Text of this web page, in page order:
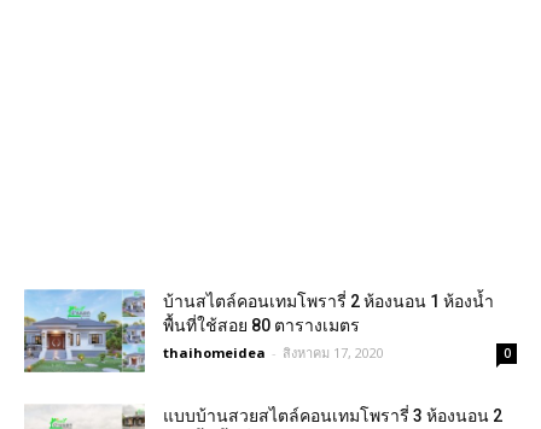
บ้านสไตล์คอนเทมโพรารี่ 2 ห้องนอน 1 ห้องน้ำ
พื้นที่ใช้สอย 80 ตารางเมตร
thaihomeidea - สิงหาคม 17, 2020 0
แบบบ้านสวยสไตล์คอนเทมโพรารี่ 3 ห้องนอน 2